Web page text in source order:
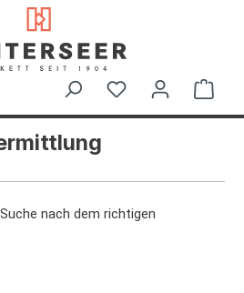
nach dem richtigen